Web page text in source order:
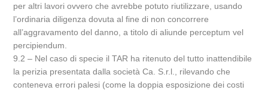
per altri lavori ovvero che avrebbe potuto riutilizzare, usando
l’ordinaria diligenza dovuta al fine di non concorrere
all’aggravamento del danno, a titolo di aliunde perceptum vel
percipiendum.
9.2 – Nel caso di specie il TAR ha ritenuto del tutto inattendibile
la perizia presentata dalla società Ca. S.r.l., rilevando che
conteneva errori palesi (come la doppia esposizione dei costi